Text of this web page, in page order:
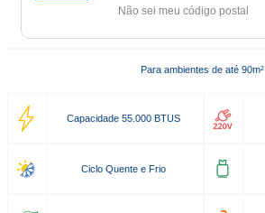
Não sei meu código postal
Para ambientes de até 90m²
Capacidade 55.000 BTUS
Ciclo Quente e Frio